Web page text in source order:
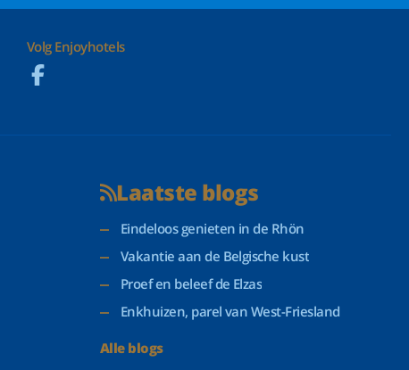
Volg Enjoyhotels
Laatste blogs
Eindeloos genieten in de Rhön
Vakantie aan de Belgische kust
Proef en beleef de Elzas
Enkhuizen, parel van West-Friesland
Alle blogs